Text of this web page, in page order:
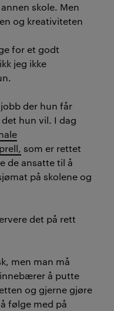
skole. Men
og kreativiteten
for et godt
jeg ikke
der hun får
hun vil. I dag
som er rettet
de ansatte til å
på skolene og
det på rett
men man må
å putte
og gjerne gjøre
følge med på